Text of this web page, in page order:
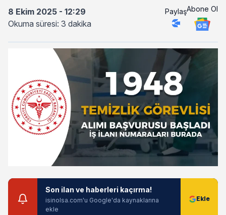
8 Ekim 2025 - 12:29
Okuma süresi: 3 dakika
PaylaşAbone Ol
Son ilan ve haberleri kaçırma!
isinolsa.com'u Google'da kaynaklarına
ekle